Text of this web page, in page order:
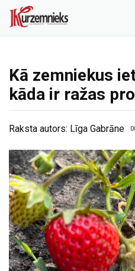
Kā zemniekus
kāda ir ražas
Raksta autors: Līga Gabrāne